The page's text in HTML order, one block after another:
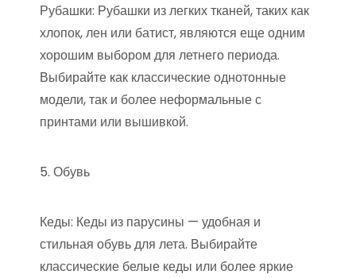
Рубашки: Рубашки из легких тканей, таких как
хлопок, лен или батист, являются еще одним
хорошим выбором для летнего периода.
Выбирайте как классические однотонные
модели, так и более неформальные с
принтами или вышивкой.
5. Обувь
Кеды: Кеды из парусины — удобная и
стильная обувь для лета. Выбирайте
классические белые кеды или более яркие